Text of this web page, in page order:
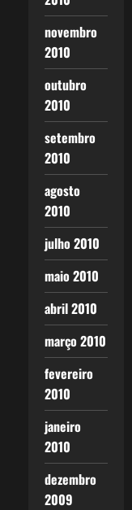
novembro
2010
outubro
2010
setembro
2010
agosto
2010
julho 2010
maio 2010
abril 2010
março 2010
fevereiro
2010
janeiro
2010
dezembro
2009